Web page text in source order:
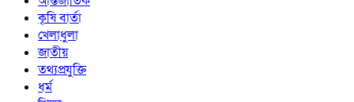
কৃষি বার্তা
খেলাধুলা
জাতীয়
তথ্যপ্রযুক্তি
ধর্ম